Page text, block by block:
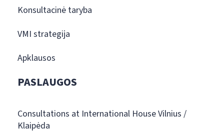
Konsultacinė taryba
VMI strategija
Apklausos
PASLAUGOS
Consultations at International House Vilnius /
Klaipėda